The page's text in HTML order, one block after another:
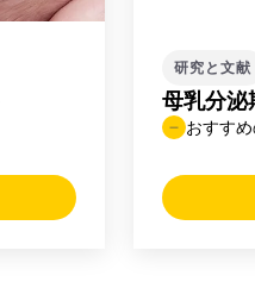
研究と文献
母乳分泌
おすす